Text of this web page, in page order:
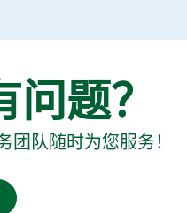
问题？
团队随时为您服务！